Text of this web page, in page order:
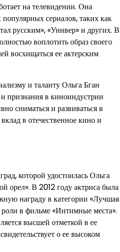
на телевидении. Она
сериалов, таких как
русским», «Универ» и других. В
воплотить образ своего
восхищаться ее актерским
и таланту Ольга Бган
признания в киноиндустрии
сниматься и развиваться в
в отечественное кино и
которой удостоилась Ольга
орел». В 2012 году актриса была
награду в категории «Лучшая
в фильме «Интимные места».
высшей отметкой в ее
о ее высоком